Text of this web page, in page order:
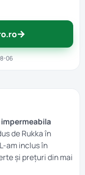
→
06
de Rukka în
am inclus în
și prețuri din mai